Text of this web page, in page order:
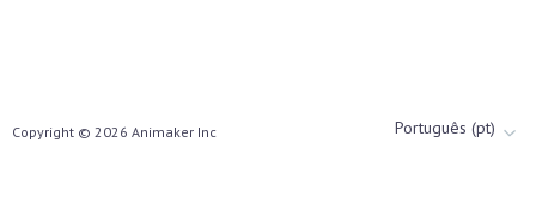
Copyright © 2026 Animaker Inc Português (pt)